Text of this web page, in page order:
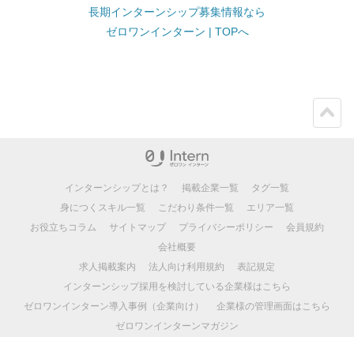
長期インターンシップ募集情報なら
ゼロワンインターン | TOPへ
インターンシップとは？ 掲載企業一覧
タグ一覧
身につくスキル一覧
こだわり条件一覧
エリア一覧
お役立ちコラム
サイトマップ プライバシーポリシー
会員規約
会社概要
求人掲載案内
法人向け利用規約
表記規定
インターンシップ採用を検討している企業様はこちら
ゼロワンインターン導入事例（企業向け）
企業様の管理画面はこちら
ゼロワンインターンマガジン